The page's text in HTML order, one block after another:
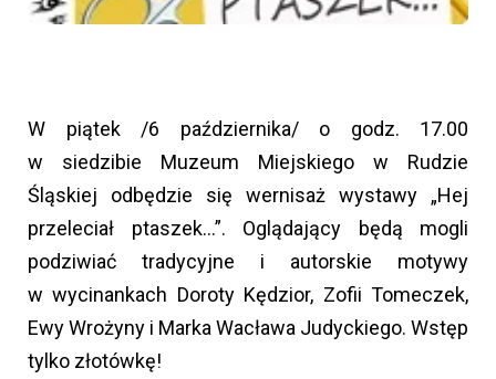
W piątek /6 października/ o godz. 17.00
w siedzibie Muzeum Miejskiego w Rudzie
Śląskiej odbędzie się wernisaż wystawy „Hej
przeleciał ptaszek…”. Oglądający będą mogli
podziwiać tradycyjne i autorskie motywy
w wycinankach Doroty Kędzior, Zofii Tomeczek,
Ewy Wrożyny i Marka Wacława Judyckiego. Wstęp
tylko złotówkę!